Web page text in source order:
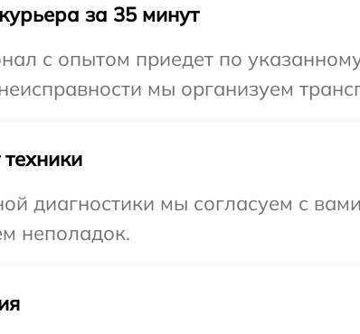
за 35 минут
с опытом приедет по
мы организуем
диагностики мы согласуем с
неполадок.